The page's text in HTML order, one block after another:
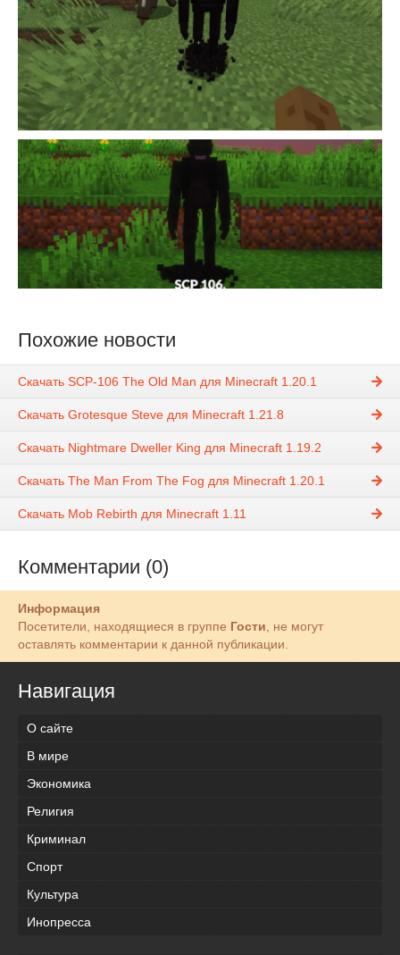
Похожие новости
Скачать SCP-106 The Old Man для Minecraft 1.20.1
Скачать Grotesque Steve для Minecraft 1.21.8
Скачать Nightmare Dweller King для Minecraft 1.19.2
Скачать The Man From The Fog для Minecraft 1.20.1
Скачать Mob Rebirth для Minecraft 1.11
Комментарии (0)
Информация
Посетители, находящиеся в группе Гости , не могут
оставлять комментарии к данной публикации.
Навигация
О сайте
В мире
Экономика
Религия
Криминал
Спорт
Культура
Инопресса